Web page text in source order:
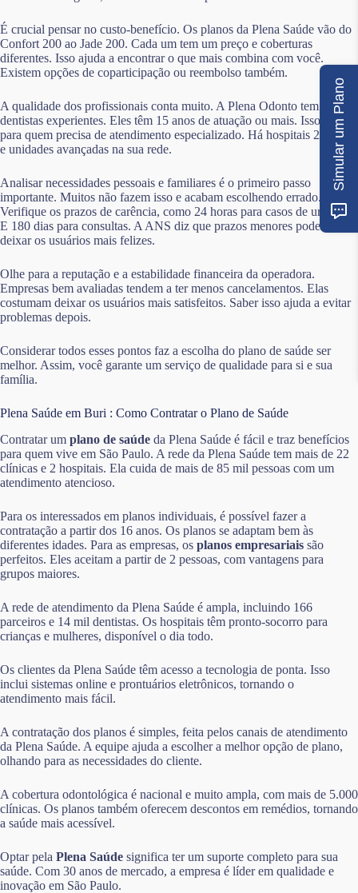
É crucial pensar no custo-benefício. Os planos da Plena Saúde vão do
Confort 200 ao Jade 200. Cada um tem um preço e coberturas
diferentes. Isso ajuda a encontrar o que mais combina com você.
Existem opções de coparticipação ou reembolso também.
A qualidade dos profissionais conta muito. A Plena Odonto tem
dentistas experientes. Eles têm 15 anos de atuação ou mais. Isso é bom
para quem precisa de atendimento especializado. Há hospitais 24 horas
e unidades avançadas na sua rede.
Analisar necessidades pessoais e familiares é o primeiro passo
importante. Muitos não fazem isso e acabam escolhendo errado.
Verifique os prazos de carência, como 24 horas para casos de urgência.
E 180 dias para consultas. A ANS diz que prazos menores podem
deixar os usuários mais felizes.
Olhe para a reputação e a estabilidade financeira da operadora.
Empresas bem avaliadas tendem a ter menos cancelamentos. Elas
costumam deixar os usuários mais satisfeitos. Saber isso ajuda a evitar
problemas depois.
Considerar todos esses pontos faz a escolha do plano de saúde ser
melhor. Assim, você garante um serviço de qualidade para si e sua
família.
Plena Saúde em Buri : Como Contratar o Plano de Saúde
Contratar um plano de saúde da Plena Saúde é fácil e traz benefícios
para quem vive em São Paulo. A rede da Plena Saúde tem mais de 22
clínicas e 2 hospitais. Ela cuida de mais de 85 mil pessoas com um
atendimento atencioso.
Para os interessados em planos individuais, é possível fazer a
contratação a partir dos 16 anos. Os planos se adaptam bem às
diferentes idades. Para as empresas, os planos empresariais são
perfeitos. Eles aceitam a partir de 2 pessoas, com vantagens para
grupos maiores.
A rede de atendimento da Plena Saúde é ampla, incluindo 166
parceiros e 14 mil dentistas. Os hospitais têm pronto-socorro para
crianças e mulheres, disponível o dia todo.
Os clientes da Plena Saúde têm acesso a tecnologia de ponta. Isso
inclui sistemas online e prontuários eletrônicos, tornando o
atendimento mais fácil.
A contratação dos planos é simples, feita pelos canais de atendimento
da Plena Saúde. A equipe ajuda a escolher a melhor opção de plano,
olhando para as necessidades do cliente.
A cobertura odontológica é nacional e muito ampla, com mais de 5.000
clínicas. Os planos também oferecem descontos em remédios, tornando
a saúde mais acessível.
Optar pela Plena Saúde significa ter um suporte completo para sua
saúde. Com 30 anos de mercado, a empresa é líder em qualidade e
inovação em São Paulo.
Simular um Plano